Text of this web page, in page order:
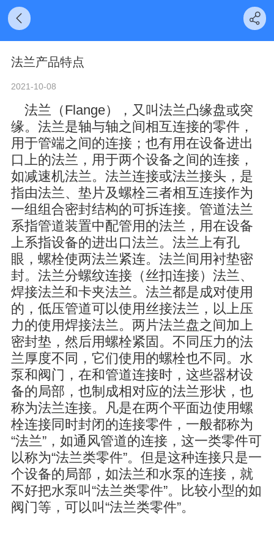
法兰产品特点
2021-10-08
法兰（Flange），又叫法兰凸缘盘或突
缘。法兰是轴与轴之间相互连接的零件，
用于管端之间的连接；也有用在设备进出
口上的法兰，用于两个设备之间的连接，
如减速机法兰。法兰连接或法兰接头，是
指由法兰、垫片及螺栓三者相互连接作为
一组组合密封结构的可拆连接。管道法兰
系指管道装置中配管用的法兰，用在设备
上系指设备的进出口法兰。法兰上有孔
眼，螺栓使两法兰紧连。法兰间用衬垫密
封。法兰分螺纹连接（丝扣连接）法兰、
焊接法兰和卡夹法兰。法兰都是成对使用
的，低压管道可以使用丝接法兰，以上压
力的使用焊接法兰。两片法兰盘之间加上
密封垫，然后用螺栓紧固。不同压力的法
兰厚度不同，它们使用的螺栓也不同。水
泵和阀门，在和管道连接时，这些器材设
备的局部，也制成相对应的法兰形状，也
称为法兰连接。凡是在两个平面边使用螺
栓连接同时封闭的连接零件，一般都称为
“法兰”，如通风管道的连接，这一类零件可
以称为“法兰类零件”。但是这种连接只是一
个设备的局部，如法兰和水泵的连接，就
不好把水泵叫“法兰类零件”。比较小型的如
阀门等，可以叫“法兰类零件”。